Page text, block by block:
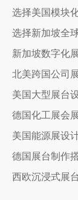
选择美国模块
选择新加坡全
新加坡数字化
北美跨国公司
美国大型展台